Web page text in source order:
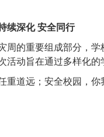
续深化 安全同行
周的重要组成部分，
活动旨在通过多样化
重道远；安全校园，